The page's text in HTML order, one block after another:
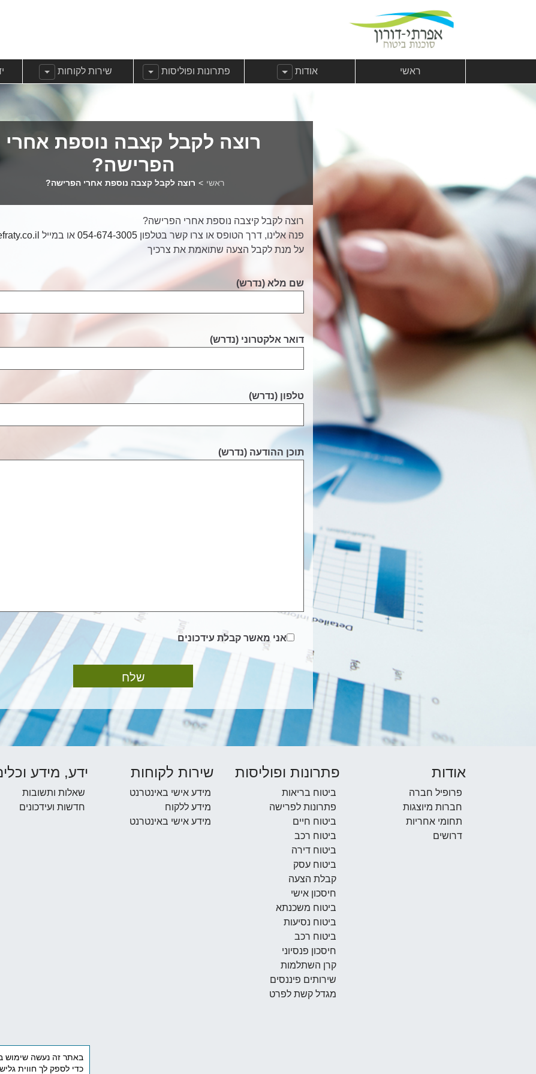
כדי לספק לך חווית
ראשי אודות
הצג תפריט משנה עבוראודותפתרונות ופוליסות
הצג תפריט משנה עבורפתרונות ופוליסות
שירות לקוחות
הצג תפריט משנה
רוצה לקבל קצבה נוספת אחרי
הפרישה?
ראשי > רוצה לקבל קצבה נוספת אחרי הפרישה?
רוצה לקבל קיצבה נוספת אחרי הפרישה?
פנה אלינו, דרך הטופס או צרו קשר בטלפון 054-674-3005 או במייל
על מנת לקבל הצעה שתואמת את צרכיך
שם מלא (נדרש)
דואר אלקטרוני (נדרש)
טלפון (נדרש)
תוכן ההודעה (נדרש)
אני מאשר קבלת עידכונים
אודות
פרופיל חברה
חברות מיוצגות
תחומי אחריות
דרושים
פתרונות ופוליסות
ביטוח בריאות
פתרונות לפרישה
ביטוח חיים
ביטוח רכב
ביטוח דירה
ביטוח עסק
קבלת הצעה
חיסכון אישי
ביטוח משכנתא
ביטוח נסיעות
ביטוח רכב
חיסכון פנסיוני
קרן השתלמות
שירותים פיננסים
מגדל קשת לפרט
שירות לקוחות
מידע אישי באינטרנט
מידע ללקוח
מידע אישי באינטרנט
ידע, מידע
שאלות ותשובות
חדשות ועידכונים